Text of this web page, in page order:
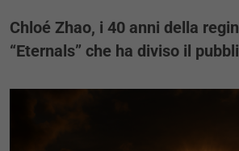
Chloé Zhao, i 40 anni della
“Eternals” che ha diviso il